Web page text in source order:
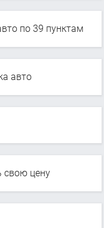
по 39 пунктам
авто
свою цену